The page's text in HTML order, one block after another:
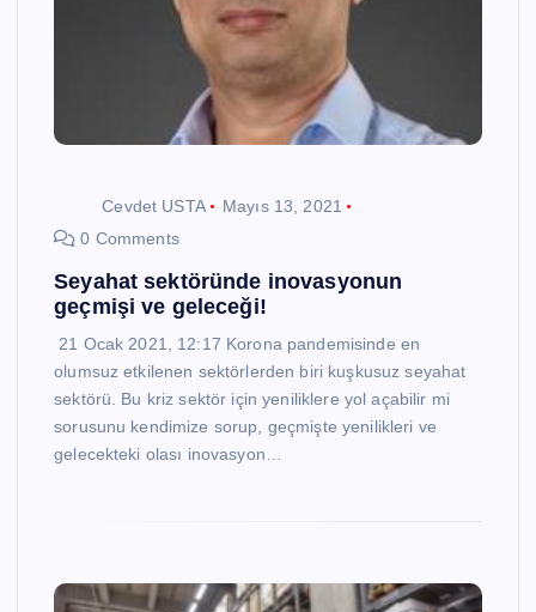
Cevdet USTA
Mayıs 13, 2021
0 Comments
Seyahat sektöründe inovasyonun
geçmişi ve geleceği!
21 Ocak 2021, 12:17 Korona pandemisinde en
olumsuz etkilenen sektörlerden biri kuşkusuz seyahat
sektörü. Bu kriz sektör için yeniliklere yol açabilir mi
sorusunu kendimize sorup, geçmişte yenilikleri ve
gelecekteki olası inovasyon…